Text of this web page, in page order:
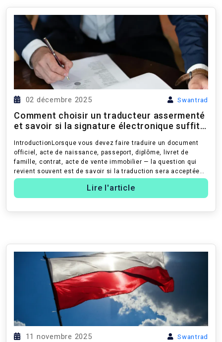
02 décembre 2025 Swantrad
Comment choisir un traducteur assermenté
et savoir si la signature électronique suffit ?
IntroductionLorsque vous devez faire traduire un document
officiel, acte de naissance, passeport, diplôme, livret de
famille, contrat, acte de vente immobilier — la question qui
revient souvent est de savoir si la traduction sera acceptée
par l’ad...
Lire l'article
11 novembre 2025 Swantrad